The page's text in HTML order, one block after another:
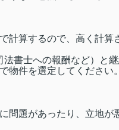
計算するので、高く計算
書士への報酬など）と
物件を選定してください。
問題があったり、立地